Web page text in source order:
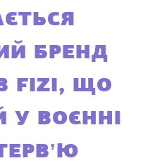
БРЕНД
FIZI, ЩО
У ВОЄННІ